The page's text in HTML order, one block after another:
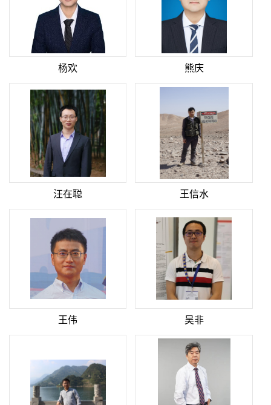
杨欢 熊庆
汪在聪 王信水
王伟 吴非